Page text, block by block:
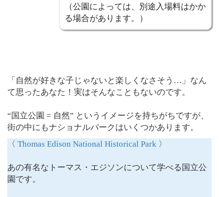
（公園によっては、別途入場料はかか
る場合があります。）
「自然が好きな子じゃないと楽しくなさそう…」なん
て思ったあなた！実はそんなこともないのです。
“国立公園 = 自然” というイメージを持ちがちですが、
街の中にもナショナルパークはいくつかあります。
〈 Thomas Edison National Historical Park 〉
あの有名なトーマス・エジソンについて学べる国立公
園です。